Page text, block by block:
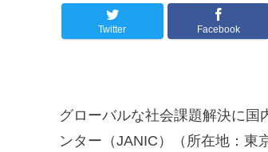
Twitter Facebook
グローバルな社会課題解決に国
ンター（JANIC）（所在地：東